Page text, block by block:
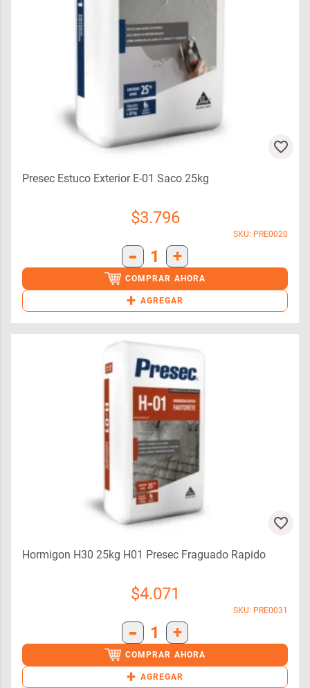
Presec Estuco Exterior E-01 Saco 25kg
$3.796
SKU: PRE0020
- 1 +
COMPRAR AHORA
+ AGREGAR
Hormigon H30 25kg H01 Presec Fraguado Rapido
$4.071
SKU: PRE0031
- 1 +
COMPRAR AHORA
+ AGREGAR